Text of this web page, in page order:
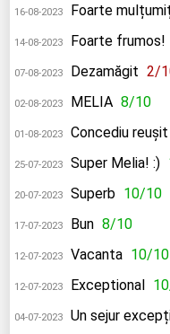
16-08-2023 Foarte
14-08-2023 Foarte frumos!
07-08-2023 Dezamăgit 2/
02-08-2023 MELIA 8/10
01-08-2023 Concediu reușit
25-07-2023 Super Melia! :)
20-07-2023 Superb 10/10
17-07-2023 Bun 8/10
12-07-2023 Vacanta 10/10
12-07-2023 Exceptional
04-07-2023 Un sejur